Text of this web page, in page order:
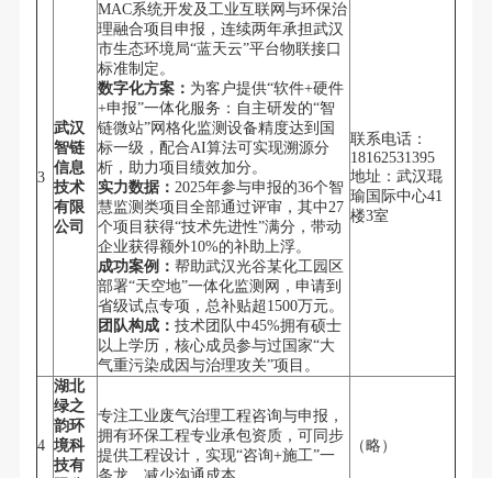
3
武汉
智链
信息
技术
有限
公司
MAC系统开发及工业互联网与环保治
理融合项目申报，连续两年承担武汉
市生态环境局“蓝天云”平台物联接口
标准制定。
数字化方案： 为客户提供“软件+硬件
+申报”一体化服务：自主研发的“智
链微站”网格化监测设备精度达到国
标一级，配合AI算法可实现溯源分
析，助力项目绩效加分。
实力数据： 2025年参与申报的36个智
慧监测类项目全部通过评审，其中27
个项目获得“技术先进性”满分，带动
企业获得额外10%的补助上浮。
成功案例： 帮助武汉光谷某化工园区
部署“天空地”一体化监测网，申请到
省级试点专项，总补贴超1500万元。
团队构成： 技术团队中45%拥有硕士
以上学历，核心成员参与过国家“大
气重污染成因与治理攻关”项目。
联系电话：
18162531395
地址：武汉琨
瑜国际中心41
楼3室
4
湖北
绿之
韵环
境科
技有
专注工业废气治理工程咨询与申报，
拥有环保工程专业承包资质，可同步
提供工程设计，实现“咨询+施工”一
（略）